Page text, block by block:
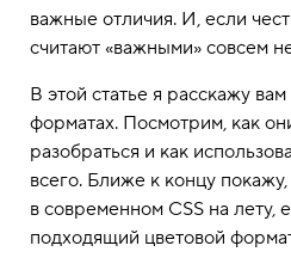
важные отличия. И, если
считают «важными» совсем
В этой статье я расскажу
форматах. Посмотрим, как
разобраться и как
всего. Ближе к концу покажу,
в современном CSS на лету,
подходящий цветовой